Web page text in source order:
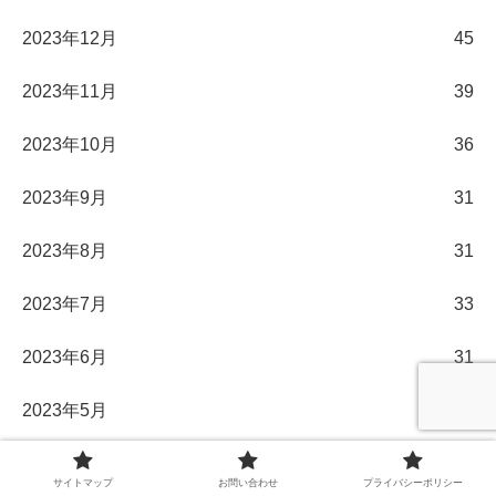
2023年12月 45
2023年11月 39
2023年10月 36
2023年9月 31
2023年8月 31
2023年7月 33
2023年6月 31
2023年5月
2023年4月
サイトマップ お問い合わせ プライバシーポリシー